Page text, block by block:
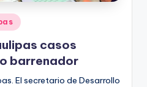
casos
barrenador
El secretario de Desarrollo